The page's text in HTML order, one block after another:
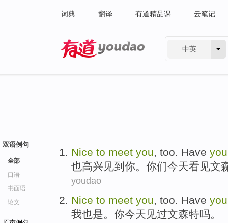
词典 翻译 有道精品课 云笔记
中英
双语例句
全部
口语
书面语
论文
Nice to meet you, too. Have you
也高兴 见到 你。 你们今天看见文
youdao
Nice to meet you, too. Have you
我也是。 你今天 见过文森特吗。